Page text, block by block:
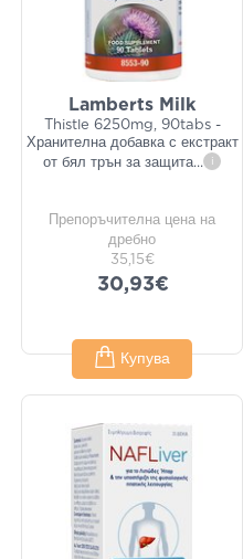
Lamberts Milk
Thistle 6250mg, 90tabs -
Хранителна добавка с екстракт
от бял трън за защита... i
Препоръчителна цена на
дребно
35,15€
30,93€
Купува